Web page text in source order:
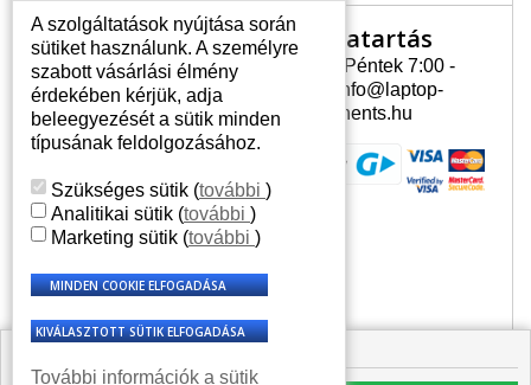
jótállás egész ideje alatt a pixelek
hibásodása nélkül, teljesítik az
A+ minőségi kategória igényes
feltételeit.
HOGYAN TUDJA MEGÁLLAPÍTANI
MILYEN KIJELZŐ SZÜKSÉGES A
A kijelzőt a laptop modeljle alapján lehet
kikeresni, amely megjelölés megtalálható
a laptop alulsó részén található címkén
ábrázolva van egy keretben vagy a
billentyűzetnél a vázon is. Abban az
esetben, amennyiben a sérült vagy
megrepedt kijelző le van szerelve, a típus
Az Ön számlája
Az Ön számlája
Személyes információk
Címek
Nyitvatartás
Hétfõ - Péntek 7:00 -
15:30 info@laptop-
components.hu
A szolgáltatások nyújtása során
sütiket használunk. A személyre
szabott vásárlási élmény
érdekében kérjük, adja
beleegyezését a sütik minden
típusának feldolgozásához.
Szükséges sütik (további )
Analitikai sütik (további )
Marketing sütik (további )
További információk a sütik